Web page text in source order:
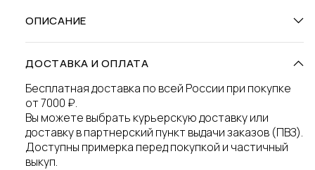
ОПИСАНИЕ
ДОСТАВКА И ОПЛАТА
Бесплатная доставка по всей России при покупке
от 7000 ₽.
Вы можете выбрать курьерскую доставку или
доставку в партнерский пункт выдачи заказов (ПВЗ).
Доступны примерка перед покупкой и частичный
выкуп.